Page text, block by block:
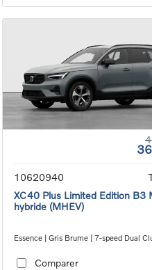
10620940
XC40 Plus Limited Edition B3
hybride (MHEV)
Essence | Gris Brume | 7-speed Dual
Comparer